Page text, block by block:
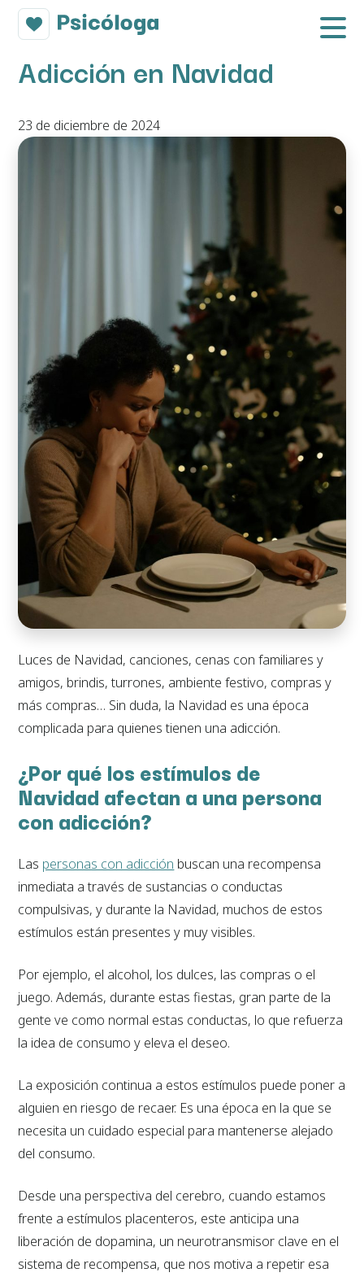
Adicción en Navidad
23 de diciembre de 2024
Luces de Navidad, canciones, cenas con familiares y
amigos, brindis, turrones, ambiente festivo, compras y
más compras… Sin duda, la Navidad es una época
complicada para quienes tienen una adicción.
¿Por qué los estímulos de
Navidad afectan a una persona
con adicción?
Las personas con adicción buscan una recompensa
inmediata a través de sustancias o conductas
compulsivas, y durante la Navidad, muchos de estos
estímulos están presentes y muy visibles.
Por ejemplo, el alcohol, los dulces, las compras o el
juego. Además, durante estas fiestas, gran parte de la
gente ve como normal estas conductas, lo que refuerza
la idea de consumo y eleva el deseo.
La exposición continua a estos estímulos puede poner a
alguien en riesgo de recaer. Es una época en la que se
necesita un cuidado especial para mantenerse alejado
del consumo.
Desde una perspectiva del cerebro, cuando estamos
frente a estímulos placenteros, este anticipa una
liberación de dopamina, un neurotransmisor clave en el
sistema de recompensa, que nos motiva a repetir esa